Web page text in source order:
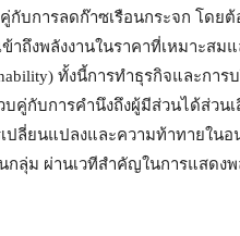
กับการลดก๊าซเรือนกระจก โดย
ข้าถึงพลังงานในราคาที่เหมาะส
ทั้งนี้การทำธุรกิจและกา
คู่กับการคำนึงถึงผู้มีส่วนได้ส่วน
ปลี่ยนแปลงและความท้าทายใน
กลุ่ม ผ่านเวทีสำคัญในการแสดง